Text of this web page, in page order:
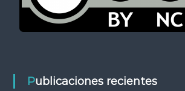
Publicaciones recientes